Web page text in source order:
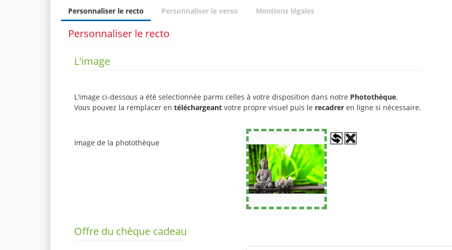
Personnaliser le recto Personnaliser le verso Mentions légales
Personnaliser le recto
L'image
L'image ci-dessous a été selectionnée parmi celles à votre disposition dans notre Photothèque.
Vous pouvez la remplacer en téléchargeantvotre propre visuel puis le recadreren ligne si nécessaire.
Image de la photothèque
Offre du chèque cadeau